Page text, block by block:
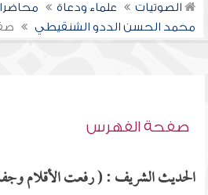
الصوتيات علماء ودعاة
محمد الحسن الددو الشنقيطي
صفحة الفهرس
الحديث الشريف : ( رفعت الأقلام